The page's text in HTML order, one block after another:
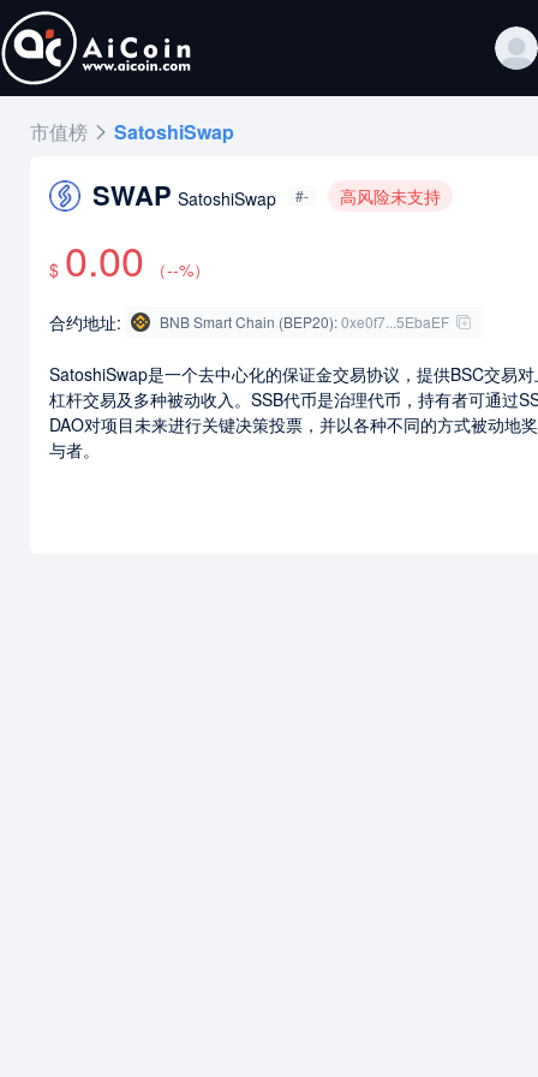
市值榜 SatoshiSwap
SWAP SatoshiSwap #- 高风险未支持
$ 0.00 （--%）
合约地址: BNB Smart Chain (BEP20):0xe0f7...5EbaEF
SatoshiSwap是一个去中心化的保证金交易协议，提供BSC交易
杠杆交易及多种被动收入。SSB代币是治理代币，持有者可通过
DAO对项目未来进行关键决策投票，并以各种不同的方式被动地
与者。